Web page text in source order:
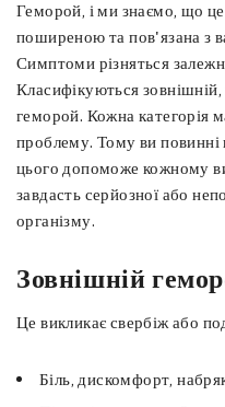
Геморой, і ми знаємо, що
поширеною та пов'язана з
Симптоми різняться
Класифікуються
геморой. Кожна категорія
проблему. Тому ви повинні
цього допоможе кожному
завдасть серйозної або
організму.
Зовнішній
Це викликає свербіж або
Біль, дискомфорт,